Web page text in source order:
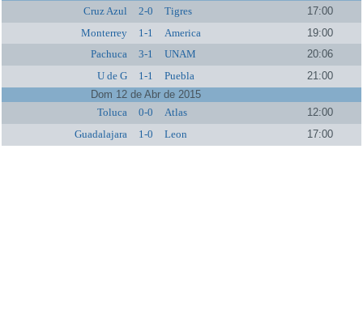
Cruz Azul
2-0 Tigres
17:00
Monterrey
1-1 America
19:00
Pachuca
3-1 UNAM
20:06
U de G
1-1 Puebla
21:00
Dom 12 de Abr de 2015
Toluca
0-0 Atlas
12:00
Guadalajara
1-0 Leon 17:00